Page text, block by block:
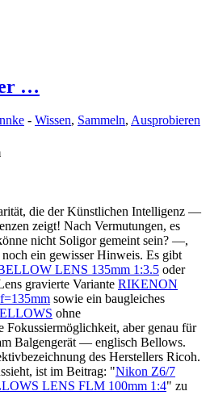
…
- Wissen, Sammeln, Ausprobieren
die der Künstlichen Intelligenz —
zeigt! Nach Vermutungen, es
nicht Soligor gemeint sein? —,
ein gewisser Hinweis. Es gibt
LENS 135mm 1:3.5 oder
gravierte Variante RIKENON
sowie ein baugleiches
ohne
Fokussiermöglichkeit, aber genau für
Balgengerät — englisch Bellows.
des Herstellers Ricoh.
ist im Beitrag: "Nikon Z6/7
LENS FLM 100mm 1:4" zu